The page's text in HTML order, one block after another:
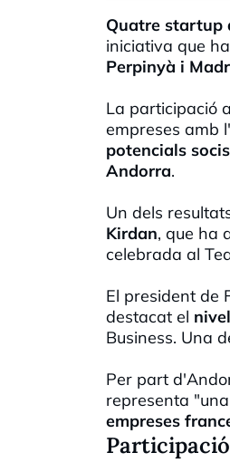
Quatre startup
iniciativa que
Perpinyà i
La participació
empreses amb
potencials
Andorra.
Un dels
Kirdan, que ha
celebrada al
El president de
destacat el
Business. Una
Per part
representa "una
empreses